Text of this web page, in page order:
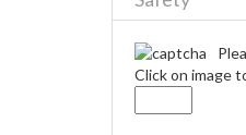
Click on image